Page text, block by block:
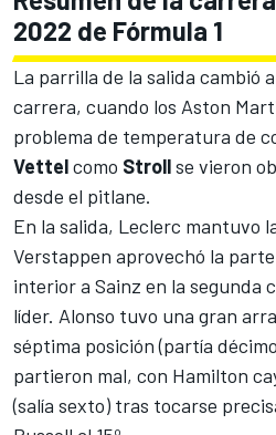
2022 de Fórmula 1
La parrilla de la salida cambió
carrera, cuando los Aston
problema de temperatura de
Vettelcomo Strollse vieron
desde el pitlane.
En la salida, Leclerc mantuvo
Verstappen aprovechó la
interior a Sainz en la segunda
líder. Alonso tuvo una gran
séptima posición (partía
partieron mal, con Hamilton
(salía sexto) tras tocarse